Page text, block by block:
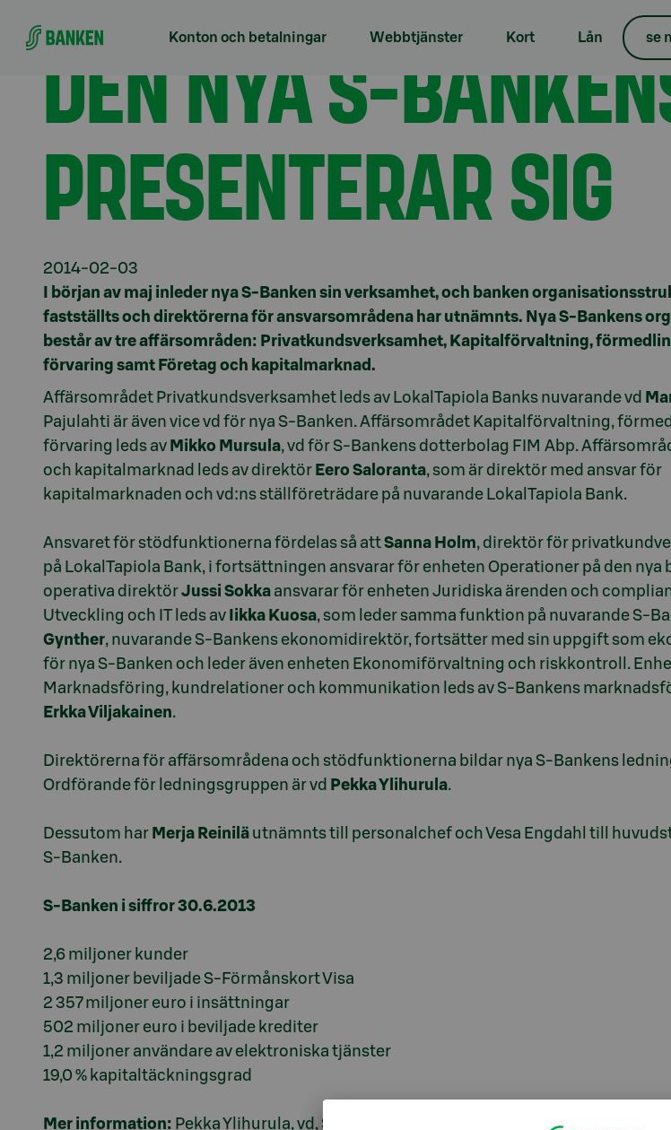
Konton och betalningar Webbtjänster Kort Lån se
DEN NYA S-
PRESENTERAR SIG
2014-02-03
I början av maj inleder nya S-Banken sin verksamhet, och banken
fastställts och direktörerna för ansvarsområdena har utnämnts. Nya S-Bankens
består av tre affärsområden: Privatkundsverksamhet, Kapitalförvaltning,
förvaring samt Företag och kapitalmarknad.
Affärsområdet Privatkundsverksamhet leds av LokalTapiola Banks nuvarande vd
Pajulahti är även vice vd för nya S-Banken. Affärsområdet Kapitalförvaltning,
förvaring leds av Mikko Mursula, vd för S-Bankens dotterbolag FIM Abp.
och kapitalmarknad leds av direktör Eero Saloranta, som är direktör med ansvar för
kapitalmarknaden och vd:ns ställföreträdare på nuvarande LokalTapiola Bank.
Ansvaret för stödfunktionerna fördelas så attSanna Holm, direktör för
på LokalTapiola Bank, i fortsättningen ansvarar för enheten Operationer på den nya
operativa direktörJussi Sokka ansvarar för enheten Juridiska ärenden och
Utveckling och IT leds av Iikka Kuosa, som leder samma funktion på nuvarande S-
Gynther, nuvarande S-Bankens ekonomidirektör, fortsätter med sin uppgift som
för nya S-Banken och leder även enheten Ekonomiförvaltning och riskkontroll.
Marknadsföring, kundrelationer och kommunikation leds av S-Bankens
Erkka Viljakainen.
Direktörerna för affärsområdena och stödfunktionerna bildar nya S-Bankens
Ordförande för ledningsgruppen är vd Pekka Ylihurula.
Dessutom har Merja Reinilä utnämnts till personalchef och Vesa Engdahl till
S-Banken.
S-Banken i siffror 30.6.2013
2,6 miljoner kunder
1,3 miljoner beviljade S-Förmånskort Visa
2 357 miljoner euro i insättningar
502 miljoner euro i beviljade krediter
1,2 miljoner användare av elektroniska tjänster
19,0 % kapitaltäckningsgrad
Mer information: Pekka Ylihurula, vd, S-Banken Ab, tfn 010 768 2100,